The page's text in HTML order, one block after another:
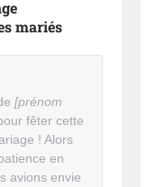
mariés
[prénom
fêter cette
! Alors
en
avions envie